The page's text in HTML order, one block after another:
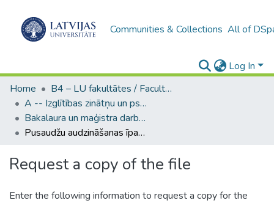
Communities & Collections All of
Log In
Home
B4 – LU fakultātes / Faculties of the UL
A -- Izglītības zinātņu un psiholoģijas fakultāte / Faculty of Education Sciences and Psychology
Bakalaura un maģistra darbi (PPMF) / Bachelor's and Master's theses
Pusaudžu audzināšanas īpatnības nepilnās ģimenēs
Request a copy of the file
Enter the following information to request a copy for the